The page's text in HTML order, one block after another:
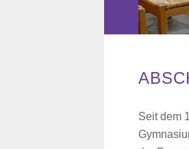
Seit dem